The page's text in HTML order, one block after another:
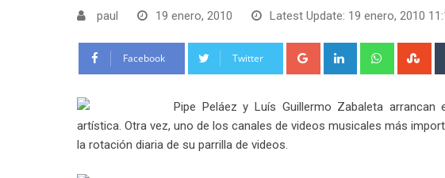
paul 19 enero, 2010 Latest Update: 19 enero, 2010
Facebook Twitter Google+ LinkedIn Whatsapp
Pipe Peláez y Luís Guillermo Zabaleta
artística. Otra vez, uno de los canales de videos musicales más
la rotación diaria de su parrilla de videos.